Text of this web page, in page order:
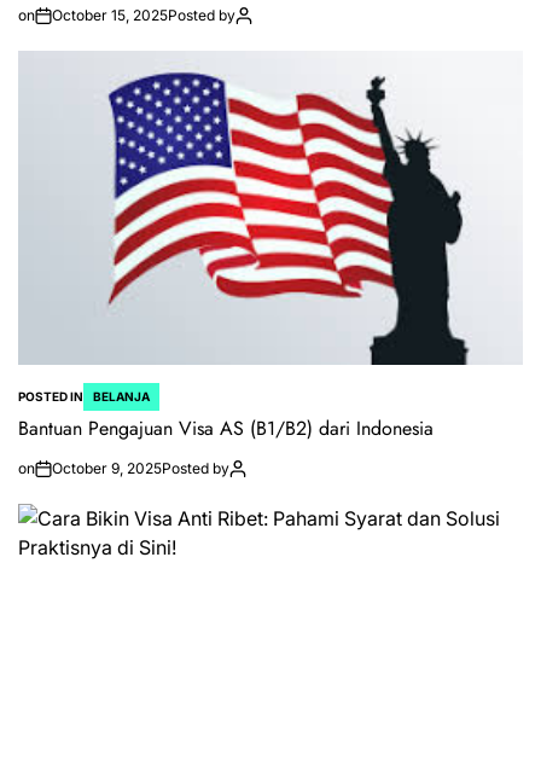
on October 15, 2025Posted by
POSTED IN BELANJA
Bantuan Pengajuan Visa AS (B1/B2) dari Indonesia
on October 9, 2025Posted by